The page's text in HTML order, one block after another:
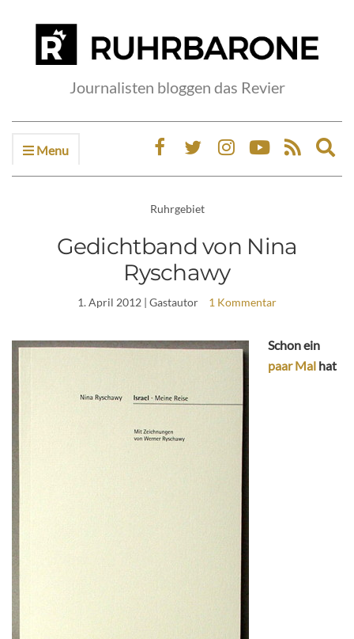
Journalisten bloggen das Revier
Menu
Ruhrgebiet
Gedichtband von Nina
Ryschawy
1. April 2012 | Gastautor 1 Kommentar
Schon ein
paar Mal hat